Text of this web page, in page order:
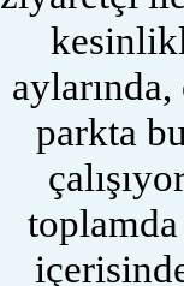
parkta
toplamda